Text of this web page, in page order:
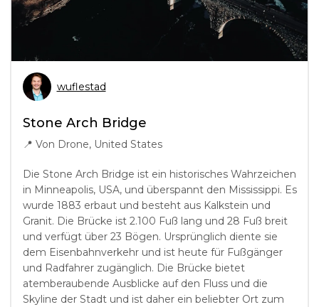
wuflestad
Stone Arch Bridge
📍 Von Drone, United States
Die Stone Arch Bridge ist ein historisches Wahrzeichen
in Minneapolis, USA, und überspannt den Mississippi. Es
wurde 1883 erbaut und besteht aus Kalkstein und
Granit. Die Brücke ist 2.100 Fuß lang und 28 Fuß breit
und verfügt über 23 Bögen. Ursprünglich diente sie
dem Eisenbahnverkehr und ist heute für Fußgänger
und Radfahrer zugänglich. Die Brücke bietet
atemberaubende Ausblicke auf den Fluss und die
Skyline der Stadt und ist daher ein beliebter Ort zum